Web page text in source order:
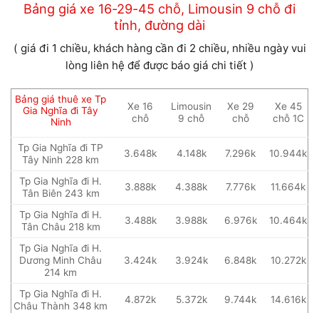
Bảng giá xe 16-29-45 chỗ, Limousin 9 chỗ đi
tỉnh, đường dài
( giá đi 1 chiều, khách hàng cần đi 2 chiều, nhiều ngày vui
lòng liên hệ để được báo giá chi tiết )
Bảng giá thuê xe Tp
Gia Nghĩa đi Tây
Ninh
Xe 16
chỗ
Limousin
9 chỗ
Xe 29
chỗ
Xe 45
chỗ 1C
Tp Gia Nghĩa đi TP
Tây Ninh 228 km
3.648k 4.148k 7.296k 10.944k
Tp Gia Nghĩa đi H.
Tân Biên 243 km
3.888k 4.388k 7.776k 11.664k
Tp Gia Nghĩa đi H.
Tân Châu 218 km
3.488k 3.988k 6.976k 10.464k
Tp Gia Nghĩa đi H.
Dương Minh Châu
214 km
3.424k 3.924k 6.848k 10.272k
Tp Gia Nghĩa đi H.
Châu Thành 348 km
4.872k 5.372k 9.744k 14.616k